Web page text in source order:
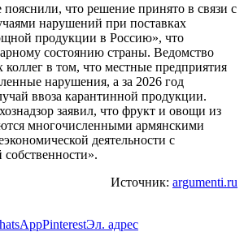
пояснили, что решение принято в связи с
нарушений при поставках
продукции в Россию», что
состоянию страны. Ведомство
в том, что местные предприятия
нарушения, а за 2026 год
ввоза карантинной продукции.
заявил, что фрукт и овощи из
многочисленными армянскими
деятельности с
Источник: argumenti.ru
PinterestЭл. адрес